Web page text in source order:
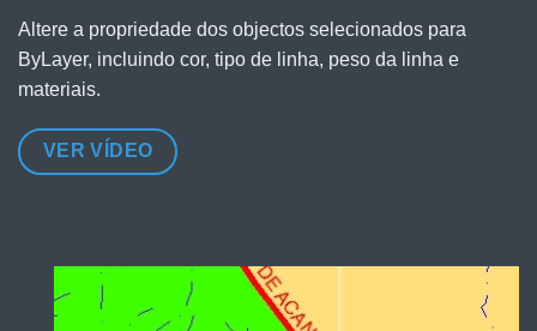
Altere a propriedade dos objectos selecionados para
ByLayer, incluindo cor, tipo de linha, peso da linha e
materiais.
VER VÍDEO